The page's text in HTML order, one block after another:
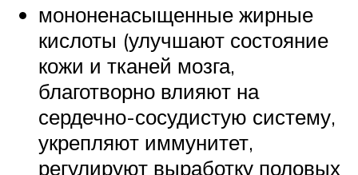
мононенасыщенные жирные
кислоты (улучшают состояние
кожи и тканей мозга,
благотворно влияют на
сердечно-сосудистую систему,
укрепляют иммунитет,
регулируют выработку половых